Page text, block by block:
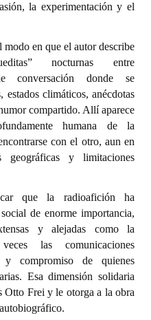
la experimentación y el
en que el autor describe
nocturnas entre
conversación donde se
estados climáticos, anécdotas
compartido. Allí aparece
humana de la
con el otro, aun en
geográficas y limitaciones
que la radioafición ha
de enorme importancia,
y alejadas como la
las comunicaciones
compromiso de quienes
Esa dimensión solidaria
Otto Frei y le otorga a la obra